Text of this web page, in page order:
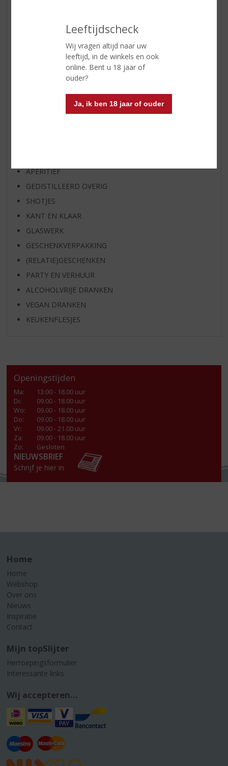
Leeftijdscheck
Wij vragen altijd naar uw
leeftijd, in de winkels en ook
online. Bent u 18 jaar of
ouder?
Ja, ik ben 18 jaar of ouder
RUM VAN DE MAAND
BIER VAN DE MAAND
SPIRIT VAN DE MAAND
EXCLUSIEF TOPSLIJTER
BIER SPECIALS
HUISSPECIALITEITEN
APERITIEF
GEDISTILLEERD OVERIG
SHOTJES
KANT EN KLAAR
GLASWERK
GESCHENKVERPAKKING
(RELATIE)GESCHENKEN
PARTY EN VERHUUR
ALCOHOLVRIJE DRANKEN
VEGAN DRANKEN
KEUKENFLESJES
Openingstijden
Ma:
13:00 - 18.00 uur
Di:
09.00 - 18.00 uur
Wo:
09.00 - 18.00 uur
Do:
09.00 - 18.00 uur
Vr:
09.00 - 21.00 uur
Za:
09.00 - 18.00 uur
Zo:
Gesloten
NIEUWSBRIEF
Schrijf je hier in
Home
Home
Webshop
Over ons
Nieuws
Inspiratie
Contact
Mijn topSlijter
Herroepingsformulier
Interessante links
Wij accepteren...